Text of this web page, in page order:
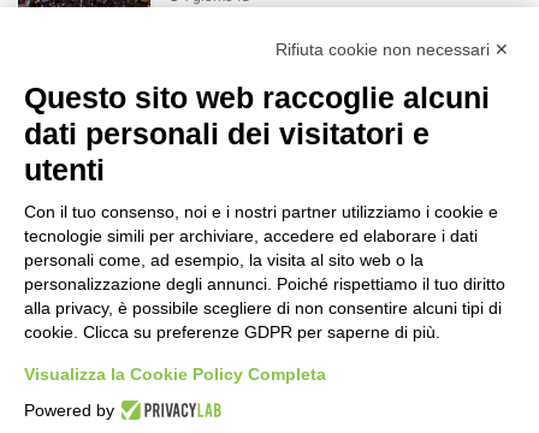
Basket Torino: gli allenamenti Pre-
agosto
2 giorni fa
fondamentale in Italia
2 giorni fa
Stop alla linea Torino-Bardonecchia
nel pieno della stagione turistica
2 giorni fa
Grande partecipazione alla Festa della
Madonna della Neve al Rifugio Ciao
Rifiuta cookie non necessari ✕
Questo sito web raccoglie alcuni
dati personali dei visitatori e
utenti
Con il tuo consenso, noi e i nostri partner utilizziamo i cookie e
tecnologie simili per archiviare, accedere ed elaborare i dati
personali come, ad esempio, la visita al sito web o la
personalizzazione degli annunci. Poiché rispettiamo il tuo diritto
alla privacy, è possibile scegliere di non consentire alcuni tipi di
cookie. Clicca su preferenze GDPR per saperne di più.
Visualizza la Cookie Policy Completa
Powered by